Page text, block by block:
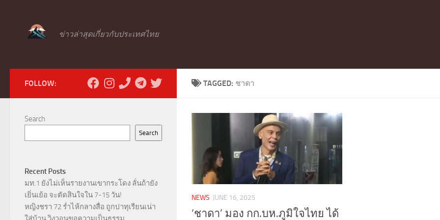
ข่าวล่าสุดเกี่ยวกับประเทศไทย
TAGGED: ชาดา
NEWS JUNE 16, 2025
‘ชาดา’ มอง กก.บห.ภูมิใจไทย ได้
FOLLOW:
Search
Search
Recent Posts
มท.1 ยังไม่เห็นรายงานเขากระโดง ลั่นถ้ายัง
เยิ่นเย้อ จะตัดสินใจใน 7-15 วัน!
หญิงชรา 72 ร่ำไห้กลางสื่อ ถูกปาทุเรียนเน่า